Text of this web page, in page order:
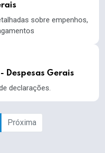
sobre empenhos,
Despesas Gerais
declarações.
Próxima